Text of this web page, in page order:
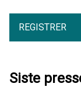
REGISTRER
Siste